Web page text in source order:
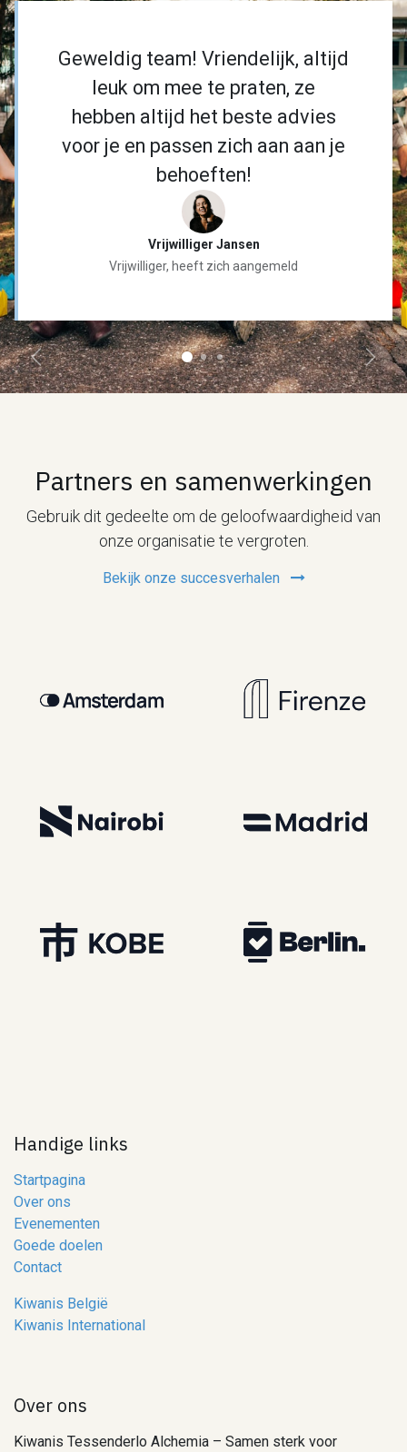
Geweldig team! Vriendelijk, altijd
leuk om mee te praten, ze
hebben altijd het beste advies
voor je en passen zich aan aan je
behoeften!
Vrijwilliger Jansen
Vrijwilliger, heeft zich aangemeld
Vorige
Partners en samenwerkingen
Gebruik dit gedeelte om de geloofwaardigheid van
onze organisatie te vergroten.
Bekijk onze succesverhalen
Handige links
Startpagina
Over ons
Evenementen
Goede doelen
Contact
Kiwanis België
Kiwanis International
Over ons
Kiwanis Tessenderlo Alchemia – Samen sterk voor